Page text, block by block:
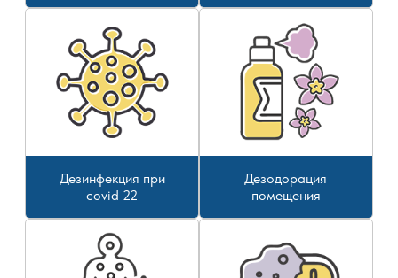
Дезинфекция при
covid 22
Дезодорация
помещения